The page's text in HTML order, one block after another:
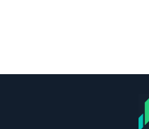
محترف. لا تقدم منصة سهم أي مشورة استثمارية، ولا تقدم أي